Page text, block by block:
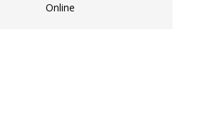
Online